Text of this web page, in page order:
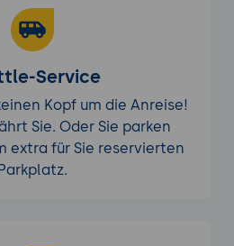
Service
Kopf um die Anreise!
Sie. Oder Sie parken
extra für Sie reservierten
Parkplatz.